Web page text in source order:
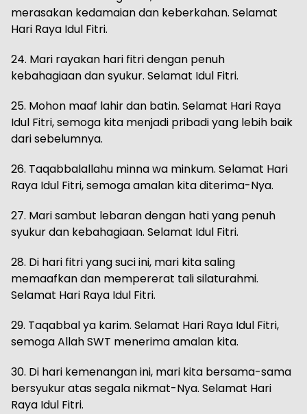
merasakan kedamaian dan keberkahan. Selamat
Hari Raya Idul Fitri.
24. Mari rayakan hari fitri dengan penuh
kebahagiaan dan syukur. Selamat Idul Fitri.
25. Mohon maaf lahir dan batin. Selamat Hari Raya
Idul Fitri, semoga kita menjadi pribadi yang lebih baik
dari sebelumnya.
26. Taqabbalallahu minna wa minkum. Selamat Hari
Raya Idul Fitri, semoga amalan kita diterima-Nya.
27. Mari sambut lebaran dengan hati yang penuh
syukur dan kebahagiaan. Selamat Idul Fitri.
28. Di hari fitri yang suci ini, mari kita saling
memaafkan dan mempererat tali silaturahmi.
Selamat Hari Raya Idul Fitri.
29. Taqabbal ya karim. Selamat Hari Raya Idul Fitri,
semoga Allah SWT menerima amalan kita.
30. Di hari kemenangan ini, mari kita bersama-sama
bersyukur atas segala nikmat-Nya. Selamat Hari
Raya Idul Fitri.